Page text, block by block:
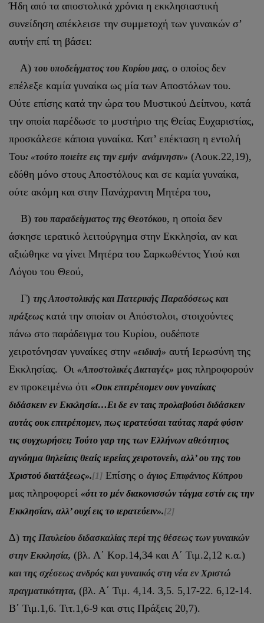
Ήδη από τα αποστολικά χρόνια η εκκλησιαστική
συνείδηση απέκλεισε την συμμετοχή των γυναικών σ’
αυτήν επί τη βάσει:
Α) του υποδείγματος του Κυρίου μας, ο οποίος δεν
επέλεξε καμία γυναίκα ως μία των Αποστόλων του.
Ούτε επίσης κατά την ώρα του Μυστικού Δείπνου, κατά
την οποία παρέδωσε το μυστήριο της Θείας Ευχαριστίας,
προσκάλεσε κάποια γυναίκα. Κατ’ επέκταση η εντολή
Του: «τούτο ποιείτε εις την εμήν ανάμνησιν» (Λουκ.22,19),
εδόθη μόνο στους Αποστόλους και σε καμία γυναίκα,
ούτε ακόμη και στην Πανάχραντη Μητέρα του,
Β) του παραδείγματος της Θεοτόκου, η οποία δεν
άσκησε ιερατικό λειτούργημα στην Εκκλησία, αν και
αξιώθηκε να γίνει Μητέρα του Σαρκωθέντος Υιού και
Λόγου του Θεού,
Γ) της Αποστολικής και Πατερικής Παραδόσεως και
πράξεως κατά την οποίαν οι Απόστολοι, στοιχούντες
πάνω στο παράδειγμα του Κυρίου, ουδέποτε
χειροτόνησαν γυναίκες στην «ειδική» αυτή Ιερωσύνη της
Εκκλησίας. Οι «Αποστολικές Διαταγές» μας πληροφορούν
εν προκειμένω ότι «Ουκ επιτρέπομεν ουν γυναίκας
διδάσκειν εν Εκκλησία…Ει δε εν ταις προλαβούσι διδάσκειν
αυτάς ουκ επιτρέπομεν, πως ιερατεύσαι ταύτας παρά φύσιν
τις συγχωρήσει; Τούτο γαρ της των Ελλήνων αθεότητος
αγνόημα θηλείαις θεαίς ιερείας χειροτονείν, αλλ’ ου της του
Χριστού διατάξεως».[1] Επίσης ο άγιος Επιφάνιος Κύπρου
μας πληροφορεί «ότι το μέν διακονισσών τάγμα εστίν εις την
Εκκλησίαν, αλλ’ ουχί εις το ιερατεύειν».[2]
Δ) της Παυλείου διδασκαλίας περί της θέσεως των γυναικών
στην Εκκλησία, (βλ. Α΄ Κορ.14,34 και Α΄ Τιμ.2,12 κ.α.)
και της σχέσεως ανδρός και γυναικός στη νέα εν Χριστώ
πραγματικότητα, (βλ. Α΄ Τιμ. 4,14. 3,5. 5,17-22. 6,12-14.
Β΄ Τιμ.1,6. Τιτ.1,6-9 και στις Πράξεις 20,7).